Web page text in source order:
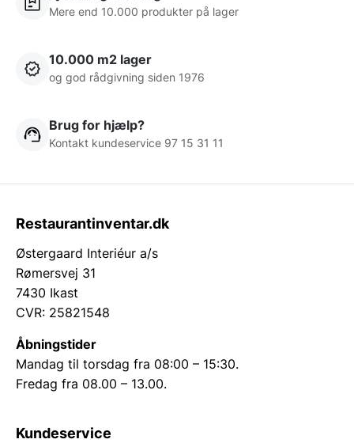
Mere end 10.000 produkter på lager
10.000 m2 lager
og god rådgivning siden 1976
Brug for hjælp?
Kontakt kundeservice 97 15 31 11
Restaurantinventar.dk
Østergaard Interiéur a/s
Rømersvej 31
7430 Ikast
CVR: 25821548
Åbningstider
Mandag til torsdag fra 08:00 – 15:30.
Fredag fra 08.00 – 13.00.
Kundeservice